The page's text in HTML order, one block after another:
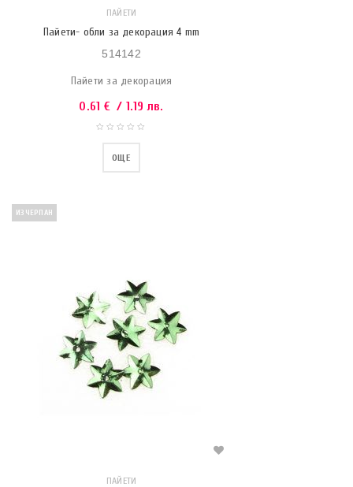
ПАЙЕТИ
Пайети- обли за декорация 4 mm
514142
Пайети за декорация
0.61 € / 1.19 лв.
ОЩЕ
ИЗЧЕРПАН
ПАЙЕТИ